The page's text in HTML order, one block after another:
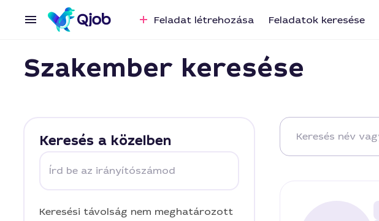
Feladat létrehozása Feladatok keresése
Szakember keresése
Keresés a közelben
Írd be az irányítószámod
Keresési távolság nem meghatározott